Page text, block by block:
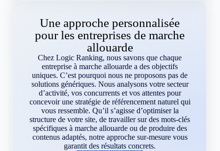
Une approche personnalisée
pour les entreprises de marche
allouarde
Chez Logic Ranking, nous savons que chaque
entreprise à marche allouarde a des objectifs
uniques. C’est pourquoi nous ne proposons pas de
solutions génériques. Nous analysons votre secteur
d’activité, vos concurrents et vos attentes pour
concevoir une stratégie de référencement naturel qui
vous ressemble. Qu’il s’agisse d’optimiser la
structure de votre site, de travailler sur des mots-clés
spécifiques à marche allouarde ou de produire des
contenus adaptés, notre approche sur-mesure vous
garantit des résultats concrets.